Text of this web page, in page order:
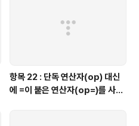
항목 22 : 단독 연산자(op) 대신
에 =이 붙은 연산자(op=)를 사용